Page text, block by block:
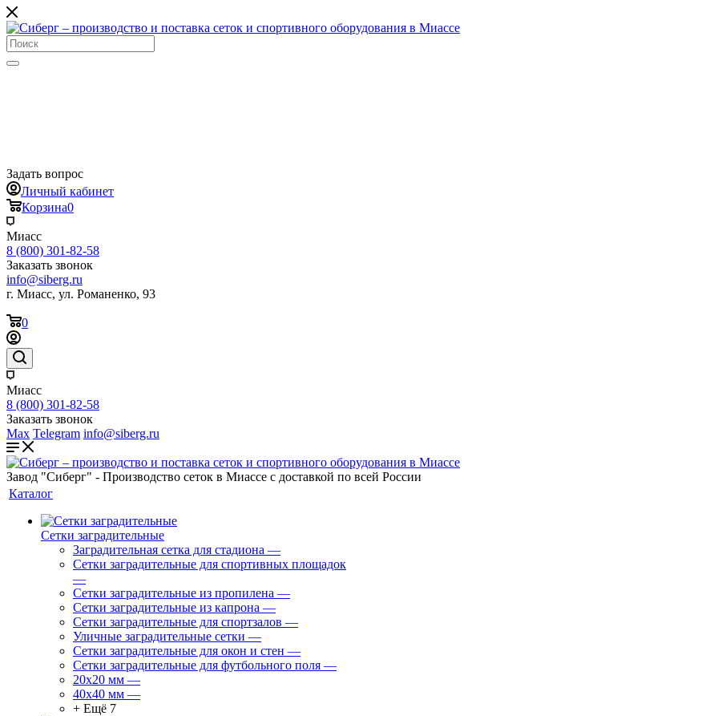
Задать вопрос
Личный кабинет
Корзина0
Миасс
8 (800) 301-82-58
Заказать звонок
info@siberg.ru
г. Миасс, ул. Романенко, 93
0
Миасс
8 (800) 301-82-58
Заказать звонок
Max Telegram info@siberg.ru
Завод "Сиберг" - Производство сеток в Миассе с доставкой по всей России
Каталог
Сетки заградительные
Заградительная сетка для стадиона —
Сетки заградительные для спортивных площадок
—
Сетки заградительные из пропилена —
Сетки заградительные из капрона —
Сетки заградительные для спортзалов —
Уличные заградительные сетки —
Сетки заградительные для окон и стен —
Сетки заградительные для футбольного поля —
20х20 мм —
40х40 мм —
+ Ещё 7